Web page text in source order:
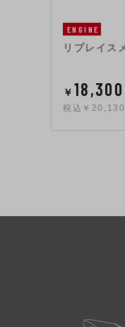
ENGINE
リプレイス
￥ 18,300
税込￥20,130